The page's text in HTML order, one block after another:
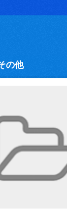
の他